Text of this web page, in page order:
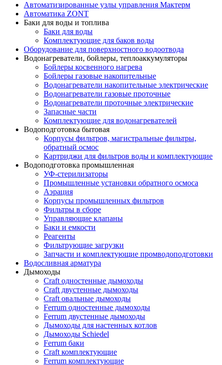
Автоматизированные узлы управления Мактерм
Автоматика ZONT
Баки для воды и топлива
Баки для воды
Комплектующие для баков воды
Оборудование для поверхностного водоотвода
Водонагреватели, бойлеры, теплоаккумуляторы
Бойлеры косвенного нагрева
Бойлеры газовые накопительные
Водонагреватели накопительные электрические
Водонагреватели газовые проточные
Водонагреватели проточные электрические
Запасные части
Комплектующие для водонагревателей
Водоподготовка бытовая
Корпусы фильтров, магистральные фильтры,
обратный осмос
Картриджи для фильтров воды и комплектующие
Водоподготовка промышленная
УФ-стерилизаторы
Промышленные установки обратного осмоса
Аэрация
Корпусы промышленных фильтров
Фильтры в сборе
Управляющие клапаны
Баки и емкости
Реагенты
Фильтрующие загрузки
Запчасти и комплектующие промводоподготовки
Водосливная арматура
Дымоходы
Craft одностенные дымоходы
Craft двустенные дымоходы
Craft овальные дымоходы
Ferrum одностенные дымоходы
Ferrum двустенные дымоходы
Дымоходы для настенных котлов
Дымоходы Schiedel
Ferrum баки
Craft комплектующие
Ferrum комплектующие